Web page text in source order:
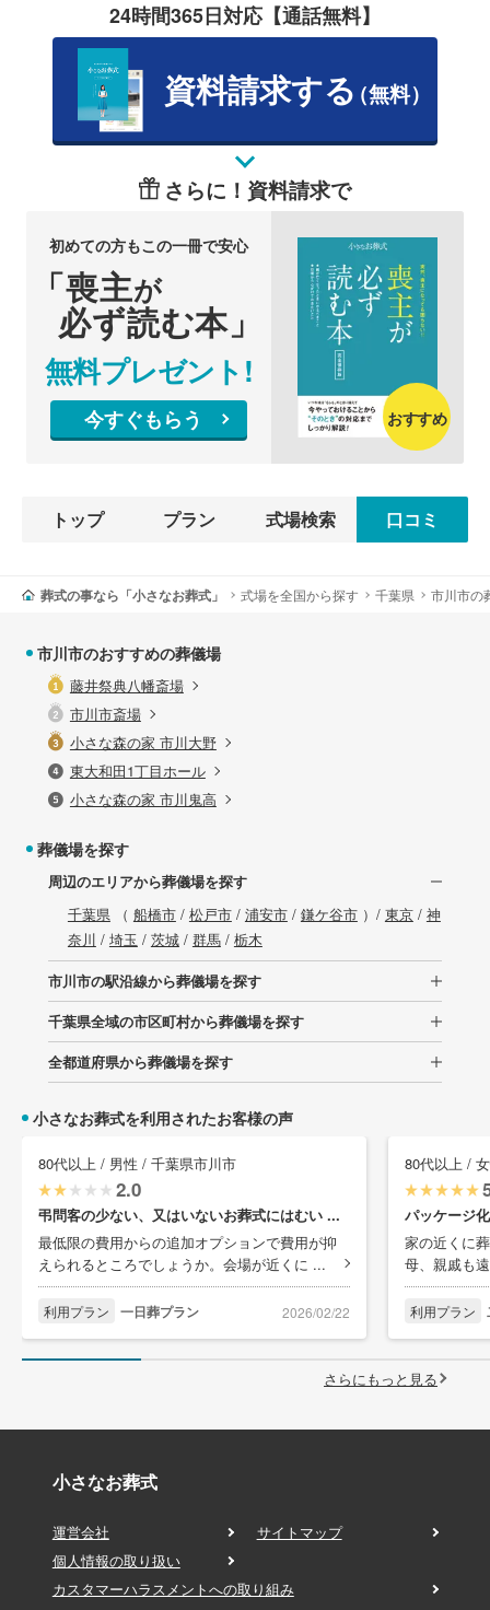
24時間365日対応【通話無料】
資料請求する（無料）
さらに！資料請求で
初めての方もこの一冊で安心
「喪主が
必ず読む本」
無料プレゼント!
今すぐもらう おすすめ
トップ プラン 式場検索 口コミ
葬式の事なら「小さなお葬式」 式場を全国から探す 千葉県 市川市の
市川市のおすすめの葬儀場
藤井祭典八幡斎場
市川市斎場
小さな森の家 市川大野
東大和田1丁目ホール
小さな森の家 市川鬼高
葬儀場を探す
周辺のエリアから葬儀場を探す
千葉県 （ 船橋市/ 松戸市/ 浦安市/ 鎌ケ谷市）/ 東京/ 神
奈川 / 埼玉 / 茨城/ 群馬/ 栃木
市川市の駅沿線から葬儀場を探す
千葉県全域の市区町村から葬儀場を探す
全都道府県から葬儀場を探す
小さなお葬式を利用されたお客様の声
80代以上 / 男性 / 千葉県市川市
2.0
弔問客の少ない、又はいないお葬式にはむい ...
最低限の費用からの追加オプションで費用が抑
えられるところでしょうか。会場が近くに ...
利用プラン 一日葬プラン 2026/02/22
80代以上 /
パッケージ
家の近くに
母、親戚も
利用プラン
さらにもっと見る
小さなお葬式
運営会社
サイトマップ
個人情報の取り扱い
カスタマーハラスメントへの取り組み